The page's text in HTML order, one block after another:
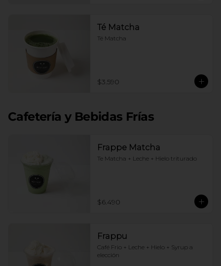
Té Matcha
Té Matcha
$3.590
Cafetería y Bebidas Frías
Frappe Matcha
Te Matcha + Leche + Hielo triturado
$6.490
Frappu
Café Frio + Leche + Hielo + Syrup a
elección